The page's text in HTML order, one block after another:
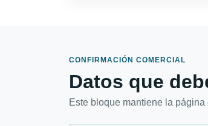
CONFIRMACIÓN COMERCIAL
Datos que
Este bloque mantiene la